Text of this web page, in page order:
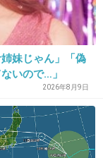
-1
妹じゃん」「偽
いので…」
2026年8月9日